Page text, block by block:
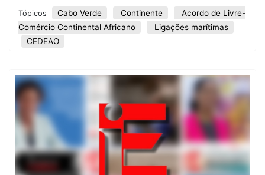
Tópicos Cabo Verde Continente
Acordo de Livre-
Comércio Continental Africano
Ligações marítimas
CEDEAO